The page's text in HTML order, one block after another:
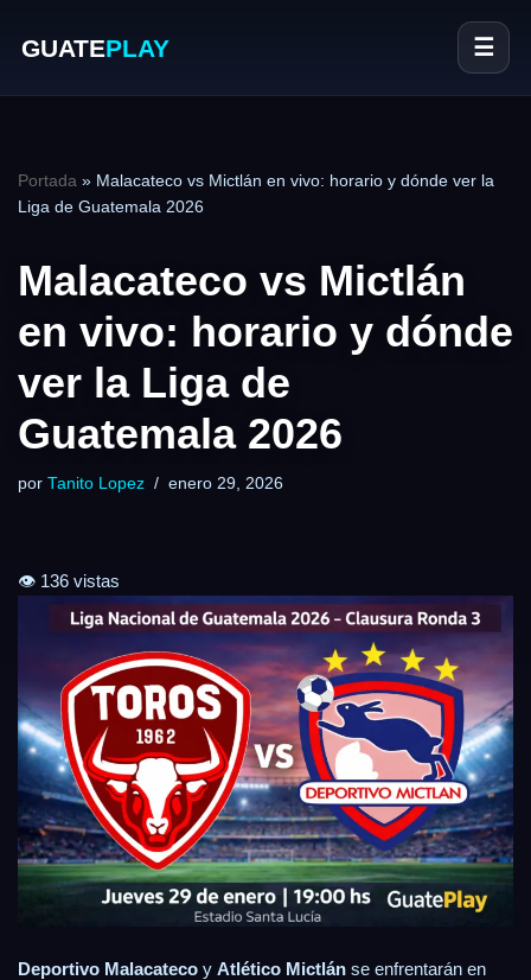
GUATEPLAY ☰
Portada » Malacateco vs Mictlán en vivo: horario y dónde ver la
Liga de Guatemala 2026
Malacateco vs Mictlán
en vivo: horario y dónde
ver la Liga de
Guatemala 2026
por Tanito Lopez enero 29, 2026
👁️ 136 vistas
Deportivo Malacateco y Atlético Mictlán se enfrentarán en